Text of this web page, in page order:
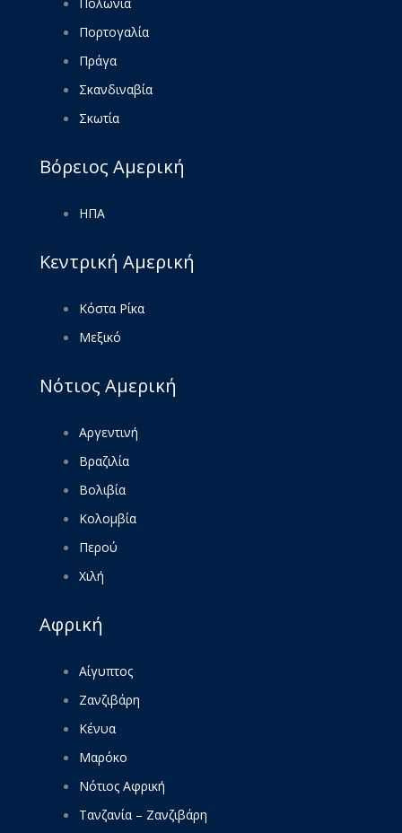
Πορτογαλία
Πράγα
Σκανδιναβία
Σκωτία
Βόρειος Αμερική
ΗΠΑ
Κεντρική Αμερική
Κόστα Ρίκα
Μεξικό
Νότιος Αμερική
Αργεντινή
Βραζιλία
Βολιβία
Κολομβία
Περού
Χιλή
Αφρική
Αίγυπτος
Ζανζιβάρη
Κένυα
Μαρόκο
Νότιος Αφρική
Τανζανία – Ζανζιβάρη